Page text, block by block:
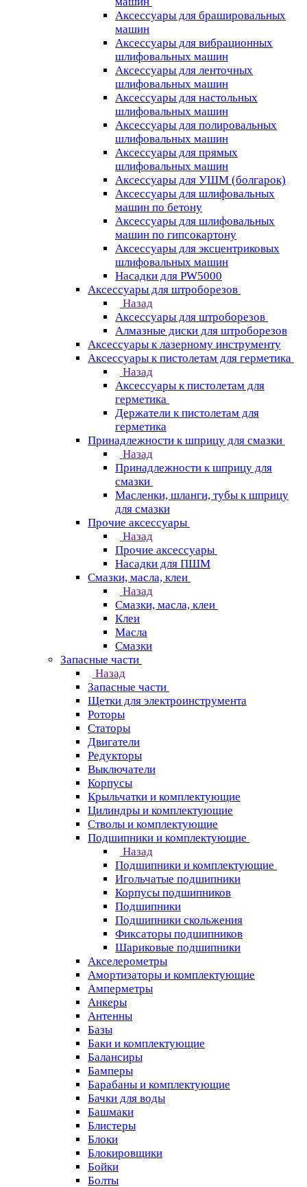
Аксессуары для брашировальных
машин
Аксессуары для вибрационных
шлифовальных машин
Аксессуары для ленточных
шлифовальных машин
Аксессуары для настольных
шлифовальных машин
Аксессуары для полировальных
шлифовальных машин
Аксессуары для прямых
шлифовальных машин
Аксессуары для УШМ (болгарок)
Аксессуары для шлифовальных
машин по бетону
Аксессуары для шлифовальных
машин по гипсокартону
Аксессуары для эксцентриковых
шлифовальных машин
Насадки для PW5000
Аксессуары для штроборезов
Назад
Аксессуары для штроборезов
Алмазные диски для штроборезов
Аксессуары к лазерному инструменту
Аксессуары к пистолетам для герметика
Назад
Аксессуары к пистолетам для
герметика
Держатели к пистолетам для
герметика
Принадлежности к шприцу для смазки
Назад
Принадлежности к шприцу для
смазки
Масленки, шланги, тубы к шприцу
для смазки
Прочие аксессуары
Назад
Прочие аксессуары
Насадки для ПШМ
Смазки, масла, клеи
Назад
Смазки, масла, клеи
Клеи
Масла
Смазки
Запасные части
Назад
Запасные части
Щетки для электроинструмента
Роторы
Статоры
Двигатели
Редукторы
Выключатели
Корпусы
Крыльчатки и комплектующие
Цилиндры и комплектующие
Стволы и комплектующие
Подшипники и комплектующие
Назад
Подшипники и комплектующие
Игольчатые подшипники
Корпусы подшипников
Подшипники
Подшипники скольжения
Фиксаторы подшипников
Шариковые подшипники
Акселерометры
Амортизаторы и комплектующие
Амперметры
Анкеры
Антенны
Базы
Баки и комплектующие
Балансиры
Бамперы
Барабаны и комплектующие
Бачки для воды
Башмаки
Блистеры
Блоки
Блокировщики
Бойки
Болты